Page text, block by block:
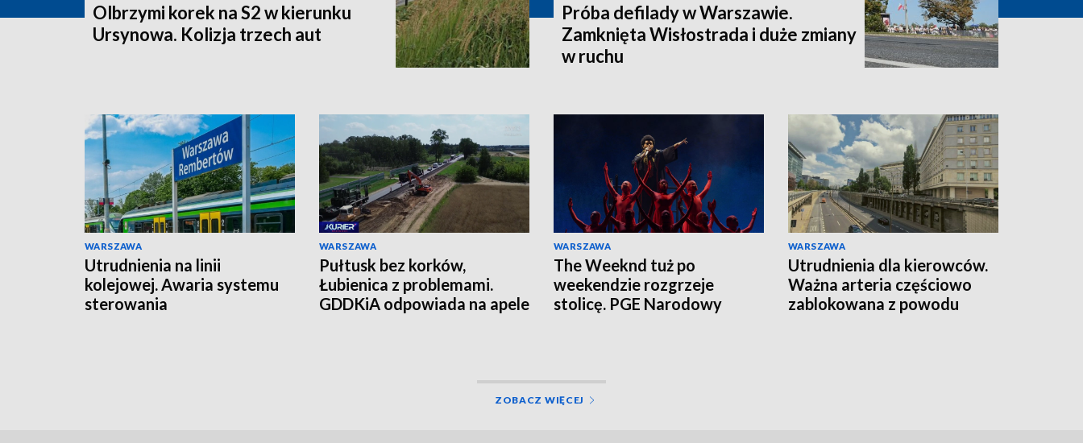
Olbrzymi korek na S2 w kierunku
Ursynowa. Kolizja trzech aut
Próba defilady w Warszawie.
Zamknięta Wisłostrada i duże zmiany
w ruchu
WARSZAWA
Utrudnienia na linii
kolejowej. Awaria systemu
sterowania
WARSZAWA
Pułtusk bez korków,
Łubienica z problemami.
GDDKiA odpowiada na apele
WARSZAWA
The Weeknd tuż po
weekendzie rozgrzeje
stolicę. PGE Narodowy
WARSZAWA
Utrudnienia dla kierowców.
Ważna arteria częściowo
zablokowana z powodu
ZOBACZ WIĘCEJ